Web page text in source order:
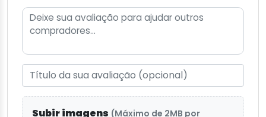
Subir imagens (Máximo de 2MB por